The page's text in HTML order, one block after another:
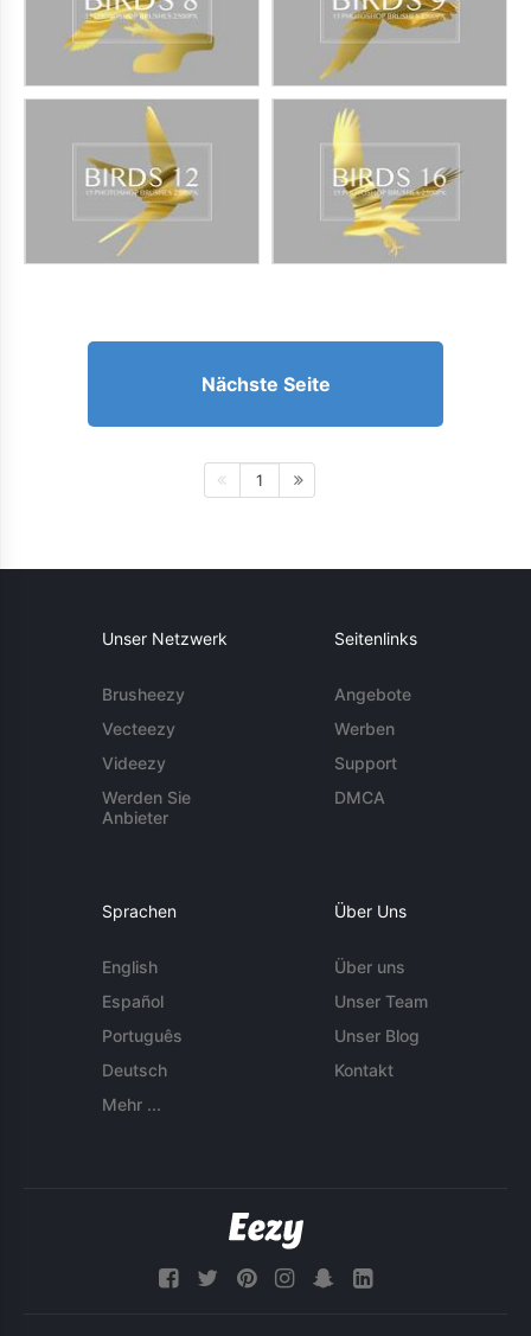
Nächste Seite
1
Unser Netzwerk
Brusheezy
Vecteezy
Videezy
Werden Sie
Anbieter
Seitenlinks
Angebote
Werben
Support
DMCA
Sprachen
English
Español
Português
Deutsch
Mehr ...
Über Uns
Über uns
Unser Team
Unser Blog
Kontakt